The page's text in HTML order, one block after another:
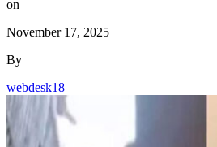
on
November 17, 2025
By
webdesk18